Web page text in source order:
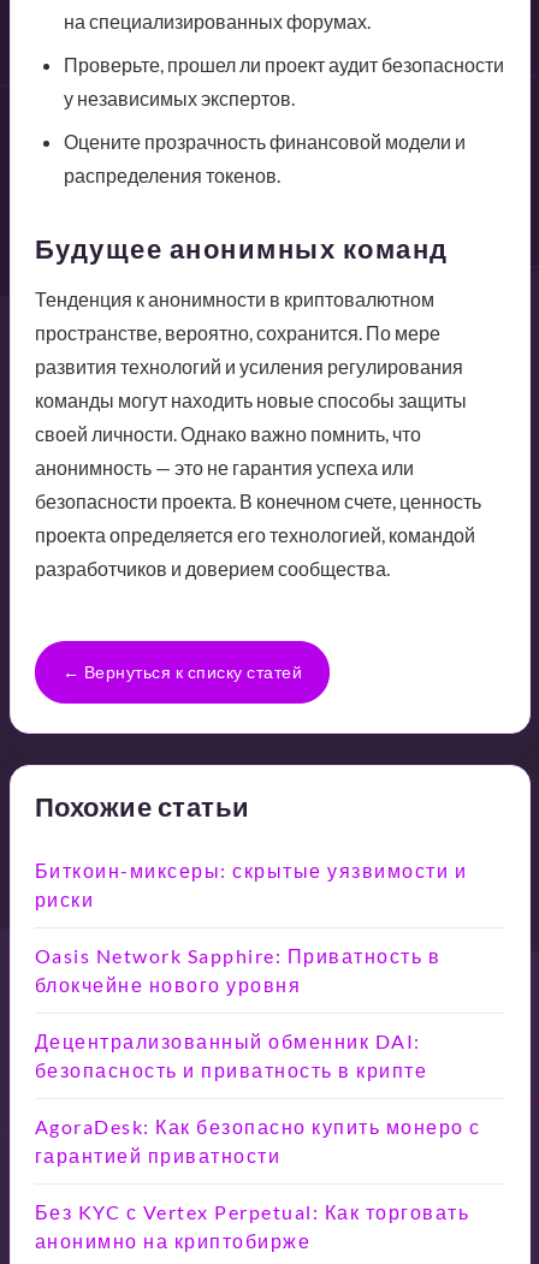
на специализированных форумах.
Проверьте, прошел ли проект аудит безопасности
у независимых экспертов.
Оцените прозрачность финансовой модели и
распределения токенов.
Будущее анонимных команд
Тенденция к анонимности в криптовалютном
пространстве, вероятно, сохранится. По мере
развития технологий и усиления регулирования
команды могут находить новые способы защиты
своей личности. Однако важно помнить, что
анонимность — это не гарантия успеха или
безопасности проекта. В конечном счете, ценность
проекта определяется его технологией, командой
разработчиков и доверием сообщества.
← Вернуться к списку статей
Похожие статьи
Биткоин-миксеры: скрытые уязвимости и
риски
Oasis Network Sapphire: Приватность в
блокчейне нового уровня
Децентрализованный обменник DAI:
безопасность и приватность в крипте
AgoraDesk: Как безопасно купить монеро с
гарантией приватности
Без KYC с Vertex Perpetual: Как торговать
анонимно на криптобирже